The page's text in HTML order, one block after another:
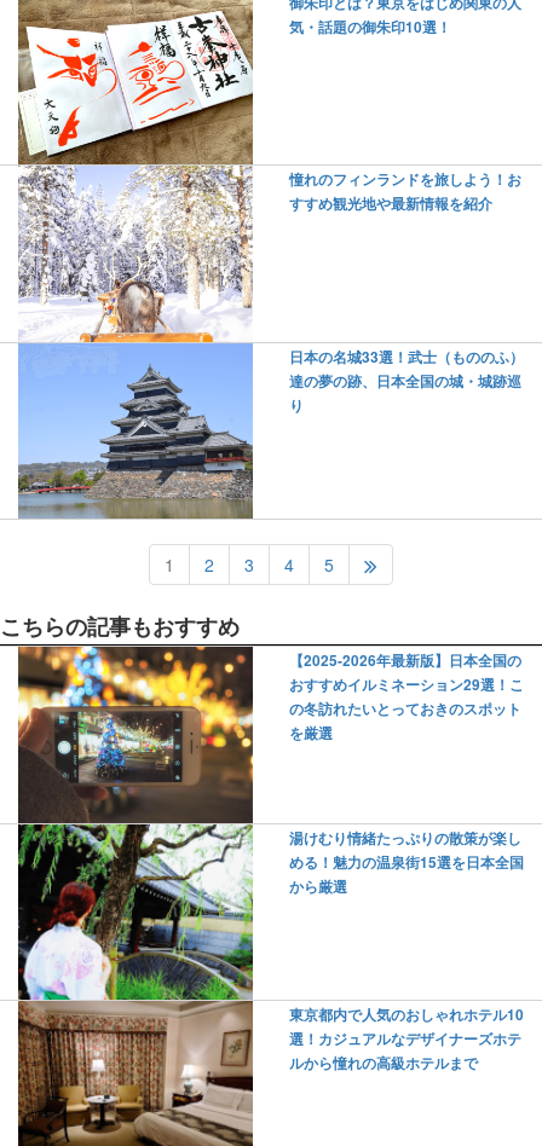
気・話題の御朱印10選！
憧れのフィンランドを旅しよう！お
すすめ観光地や最新情報を紹介
日本の名城33選！武士（もののふ）
達の夢の跡、日本全国の城・城跡巡
り
1 2 3 4 5
こちらの記事もおすすめ
【2025-2026年最新版】日本全国の
おすすめイルミネーション29選！こ
の冬訪れたいとっておきのスポット
を厳選
湯けむり情緒たっぷりの散策が楽し
める！魅力の温泉街15選を日本全国
から厳選
東京都内で人気のおしゃれホテル10
選！カジュアルなデザイナーズホテ
ルから憧れの高級ホテルまで